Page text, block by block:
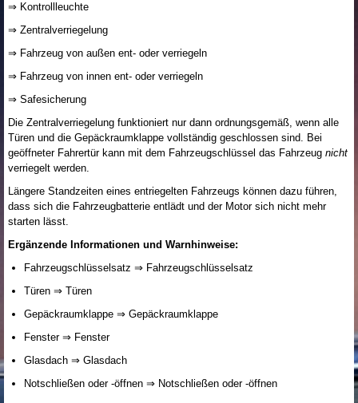
⇒ Kontrollleuchte
⇒ Zentralverriegelung
⇒ Fahrzeug von außen ent- oder verriegeln
⇒ Fahrzeug von innen ent- oder verriegeln
⇒ Safesicherung
Die Zentralverriegelung funktioniert nur dann ordnungsgemäß, wenn alle
Türen und die Gepäckraumklappe vollständig geschlossen sind. Bei
geöffneter Fahrertür kann mit dem Fahrzeugschlüssel das Fahrzeug nicht
verriegelt werden.
Längere Standzeiten eines entriegelten Fahrzeugs können dazu führen,
dass sich die Fahrzeugbatterie entlädt und der Motor sich nicht mehr
starten lässt.
Ergänzende Informationen und Warnhinweise:
Fahrzeugschlüsselsatz ⇒ Fahrzeugschlüsselsatz
Türen ⇒ Türen
Gepäckraumklappe ⇒ Gepäckraumklappe
Fenster ⇒ Fenster
Glasdach ⇒ Glasdach
Notschließen oder -öffnen ⇒ Notschließen oder -öffnen